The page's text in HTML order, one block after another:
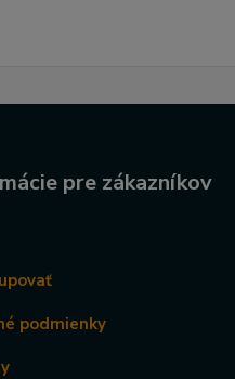
pre zákazníkov
podmienky